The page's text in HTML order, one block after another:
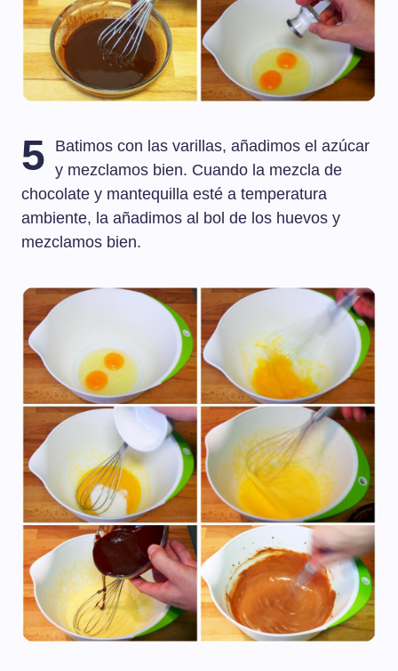
5
Batimos con las varillas, añadimos el azúcar
y mezclamos bien. Cuando la mezcla de
chocolate y mantequilla esté a temperatura
ambiente, la añadimos al bol de los huevos y
mezclamos bien.